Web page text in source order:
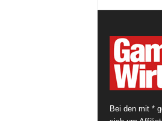
Bei den mit *